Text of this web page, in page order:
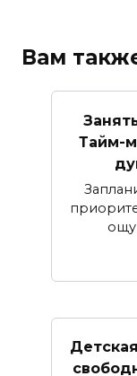
Вам
Тайм-